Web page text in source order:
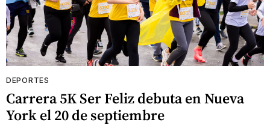
DEPORTES
Carrera 5K Ser Feliz debuta en Nueva
York el 20 de septiembre